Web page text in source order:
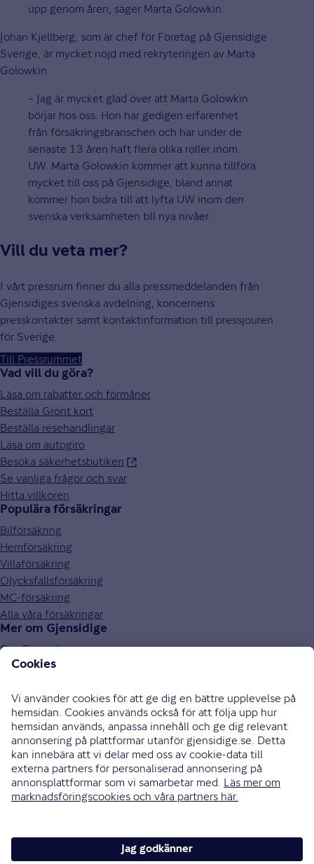
upp genom åren, säger Marta Golowkin.
Johan Kjellberg, som är chef för Företag på Gjensidige
Sverige, är mycket nöjd med rekryteringen av Marta
Golowkin.
– Jag är mycket glad över att Marta Golowkin
börjar hos oss. Hon har gedigen erfarenhet
från försäkringsbranschen och har under de
senaste 13 åren haft flera olika roller inom
UW. Marta Golowkin kommer att kunna tillföra
mycket till oss på Gjensidige, bland annat
kommer hon bidra till att lyfta UW inom den
svenska verksamheten till nya nivåer.
Vill du veta mer?
I vårt pressrum finner du alla pressmeddelanden från
Gjensidiges svenska avdelning, koncernens
presskontakter samt kontaktinformation till pressjouren
för Sverige.
Till Pressrummet
Vad vill du göra?
Läsa om rabatter och förmåner
Beställa Grönt kort
Beställa resehandlingar
Läsa om autogiro
Besöka säkerhetsbutiken
Se vanliga frågor och svar
Hitta villkoren
Populära försäkringar
Bilförsäkring
Hemförsäkring
Villaförsäkring
Olycksfallsförsäkring
MC-försäkring
Alla våra försäkringar
Mer om Gjensidige
Om Gjensidige
Jobba hos oss
Press och media
Investor relations
Samarbetspartners
0771-326 326
Bli uppringd
Skriv till oss
Instagram